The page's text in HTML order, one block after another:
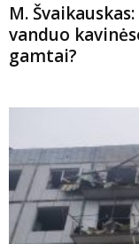
M.
vanduo
gamtai?